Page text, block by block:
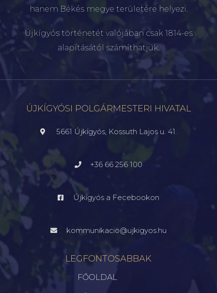
hanem Békés megye területére helyezi.
Újkígyós történetét valójában csak 1814-es
alapításától számíthatjuk.
ÚJKÍGYÓSI POLGÁRMESTERI HIVATAL
5661 Újkígyós, Kossuth Lajos u. 41.
+36 66 256 100
Újkígyós a Fecebookon
kommunikacio@ujkigyos.hu
LEGFONTOSABBAK
FŐOLDAL